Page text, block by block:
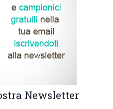
Newsletter